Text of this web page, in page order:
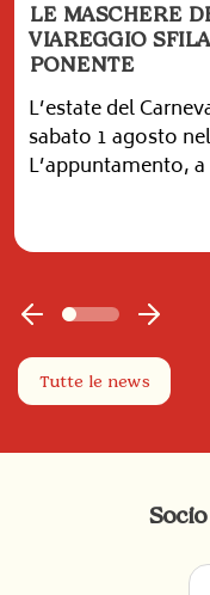
LE MASCHERE
VIAREGGIO
PONENTE
L’estate del
sabato 1 agosto
L’appuntamento,
Tutte le news